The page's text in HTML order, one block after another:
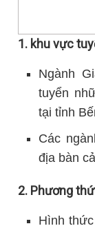
1. khu vực
Ngành
tuyển
tại tỉnh
Các
địa bàn
2. Phương
Hình